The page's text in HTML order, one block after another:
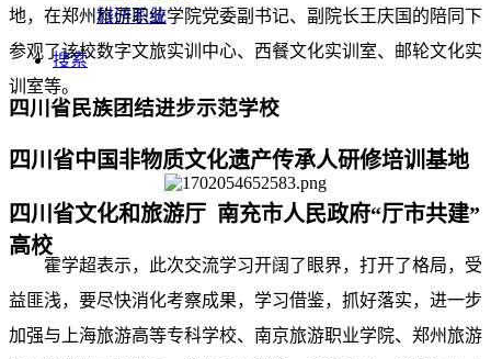
科研系统
搜索
四川省民族团结进步示范学校
四川省中国非物质文化遗产传承人研修培训基地
四川省文化和旅游厅 南充市人民政府“厅市共建”
高校
地，在郑州旅游职业学院党委副书记、副院长王庆国的陪同下
参观了该校数字文旅实训中心、西餐文化实训室、邮轮文化实
训室等。
霍学超表示，此次交流学习开阔了眼界，打开了格局，受
益匪浅，要尽快消化考察成果，学习借鉴，抓好落实，进一步
加强与上海旅游高等专科学校、南京旅游职业学院、郑州旅游